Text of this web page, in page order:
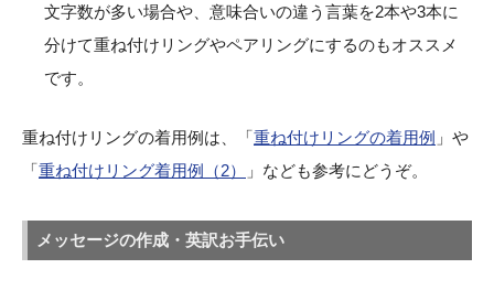
文字数が多い場合や、意味合いの違う言葉を2本や3本に
分けて重ね付けリングやペアリングにするのもオススメ
です。
重ね付けリングの着用例は、「重ね付けリングの着用例 」や
「重ね付けリング着用例（2） 」なども参考にどうぞ。
メッセージの作成・英訳お手伝い